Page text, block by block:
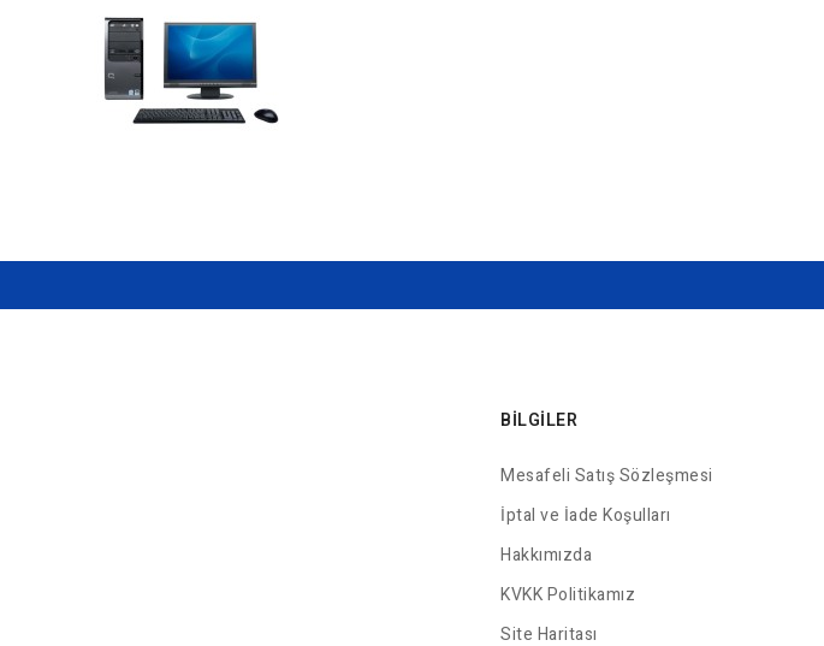
BILGILER
Mesafeli Satış Sözleşmesi
İptal ve İade Koşulları
Hakkımızda
KVKK Politikamız
Site Haritası